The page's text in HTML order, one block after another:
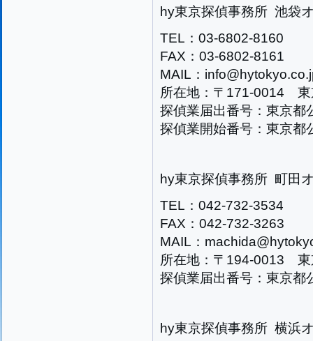
hy東京探偵事務所 池袋
TEL：03-6802-8160
FAX：03-6802-8161
MAIL：
所在地：〒171-0014 東
探偵業届出番号：東京
探偵業開始番号：東京
hy東京探偵事務所 町田
TEL：042-732-3534
FAX：042-732-3263
MAIL：
所在地：〒194-0013 東
探偵業届出番号：東京
hy東京探偵事務所 横浜